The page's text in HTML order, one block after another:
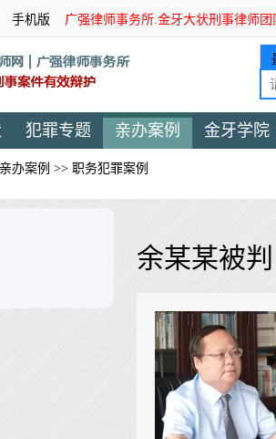
手机版 广强律师事务所.金牙大状刑事律师
犯罪专题 亲办案例 金牙学院
亲办案例 >> 职务犯罪案例
余某某被